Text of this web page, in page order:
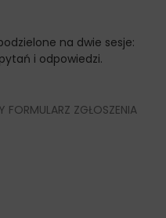
na dwie sesje:
i odpowiedzi.
FORMULARZ ZGŁOSZENIA